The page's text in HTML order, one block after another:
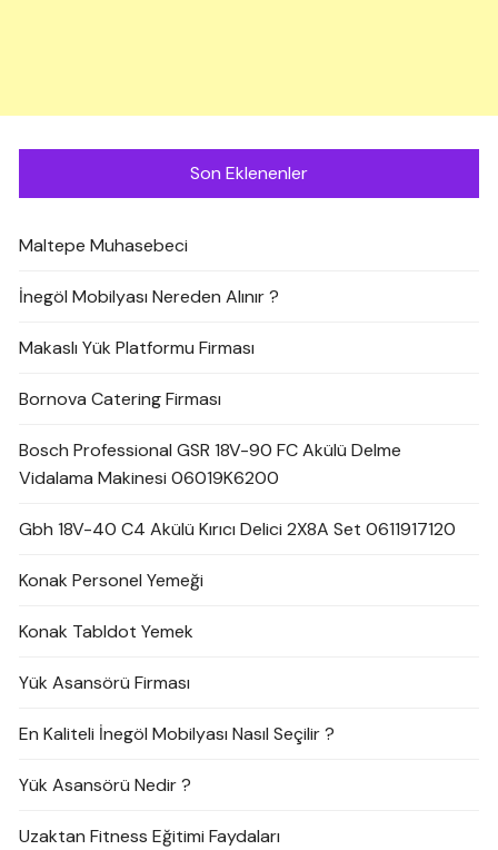
Son Eklenenler
Maltepe Muhasebeci
İnegöl Mobilyası Nereden Alınır ?
Makaslı Yük Platformu Firması
Bornova Catering Firması
Bosch Professional GSR 18V-90 FC Akülü Delme
Vidalama Makinesi 06019K6200
Gbh 18V-40 C4 Akülü Kırıcı Delici 2X8A Set 0611917120
Konak Personel Yemeği
Konak Tabldot Yemek
Yük Asansörü Firması
En Kaliteli İnegöl Mobilyası Nasıl Seçilir ?
Yük Asansörü Nedir ?
Uzaktan Fitness Eğitimi Faydaları